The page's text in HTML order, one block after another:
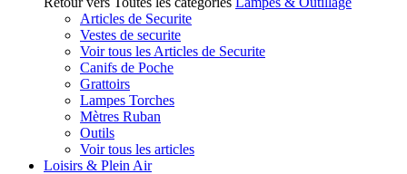
Articles de Securite
Vestes de securite
Voir tous les Articles de Securite
Canifs de Poche
Grattoirs
Lampes Torches
Mètres Ruban
Outils
Voir tous les articles
Loisirs & Plein Air